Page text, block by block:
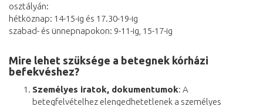
osztályán:
hétköznap: 14-15-ig és 17.30-19-ig
szabad- és ünnepnapokon: 9-11-ig, 15-17-ig
Mire lehet szüksége a betegnek kórházi
befekvéshez?
Személyes iratok, dokumentumok: A
betegfelvételhez elengedhetetlenek a személyes